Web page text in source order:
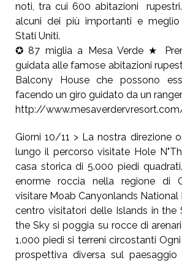
noti, tra cui 600 abitazioni
alcuni dei più importanti e meglio
Stati Uniti.
✪ 87 miglia a Mesa Verde ★
guidata alle famose abitazioni
Balcony House che possono
facendo un giro guidato da un ranger.
http://
Giorni 10/11 > La nostra direzione
lungo il percorso visitate Hole
casa storica di 5.000 piedi
enorme roccia nella regione di
visitare Moab Canyonlands National
centro visitatori delle Islands in the
the Sky si poggia su rocce di
1.000 piedi si terreni circostanti
prospettiva diversa sul paesaggio